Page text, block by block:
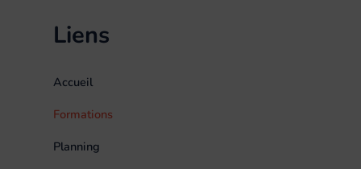
Liens
Accueil
Formations
Planning